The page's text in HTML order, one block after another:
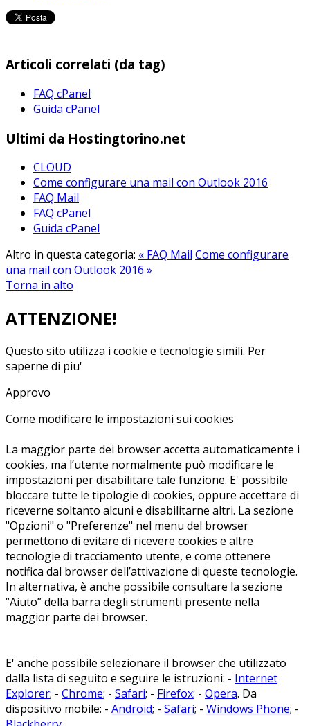
Articoli correlati (da tag)
FAQ cPanel
Guida cPanel
Ultimi da Hostingtorino.net
CLOUD
Come configurare una mail con Outlook 2016
FAQ Mail
FAQ cPanel
Guida cPanel
Altro in questa categoria: « FAQ Mail Come configurare
una mail con Outlook 2016 »
Torna in alto
ATTENZIONE!
Questo sito utilizza i cookie e tecnologie simili. Per
saperne di piu'
Approvo
Come modificare le impostazioni sui cookies
La maggior parte dei browser accetta automaticamente i
cookies, ma l’utente normalmente può modificare le
impostazioni per disabilitare tale funzione. E' possibile
bloccare tutte le tipologie di cookies, oppure accettare di
riceverne soltanto alcuni e disabilitarne altri. La sezione
"Opzioni" o "Preferenze" nel menu del browser
permettono di evitare di ricevere cookies e altre
tecnologie di tracciamento utente, e come ottenere
notifica dal browser dell’attivazione di queste tecnologie.
In alternativa, è anche possibile consultare la sezione
“Aiuto” della barra degli strumenti presente nella
maggior parte dei browser.
E' anche possibile selezionare il browser che utilizzato
dalla lista di seguito e seguire le istruzioni: - Internet
Explorer; - Chrome; - Safari; - Firefox; - Opera. Da
dispositivo mobile: - Android; - Safari; - Windows Phone; -